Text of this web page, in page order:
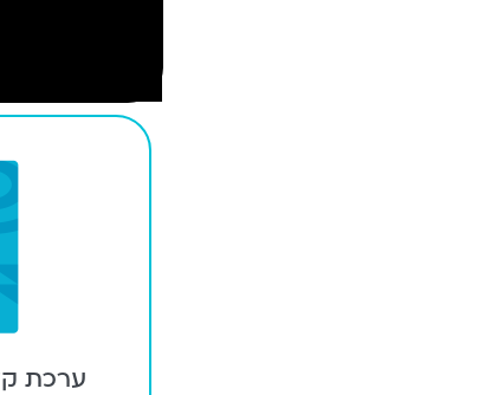
ערכת